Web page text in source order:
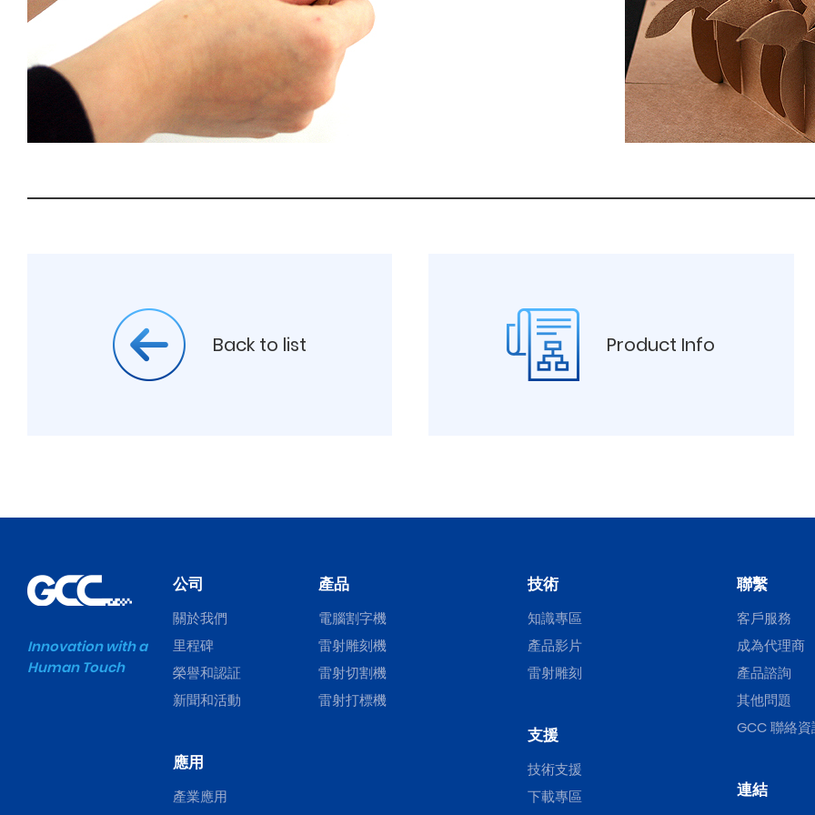
Back to list Product Info
Innovation with a
Human Touch
公司
關於我們
里程碑
榮譽和認証
新聞和活動
應用
產業應用
產品
電腦割字機
雷射雕刻機
雷射切割機
雷射打標機
技術
知識專區
產品影片
雷射雕刻
支援
技術支援
下載專區
聯繫
客戶服務
成為代理商
產品諮詢
其他問題
GCC 聯絡資
連結